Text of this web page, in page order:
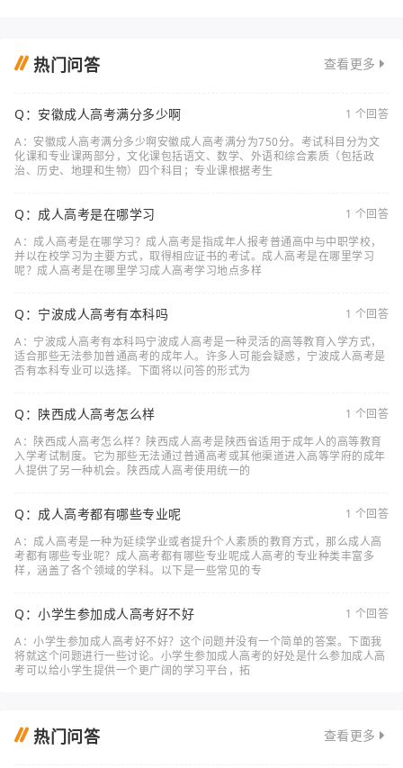
热门问答 查看更多
Q：安徽成人高考满分多少啊
1 个回答
A：安徽成人高考满分多少啊安徽成人高考满分为750分。考试科目分为文
化课和专业课两部分，文化课包括语文、数学、外语和综合素质（包括政
治、历史、地理和生物）四个科目；专业课根据考生
Q：成人高考是在哪学习
1 个回答
A：成人高考是在哪学习？成人高考是指成年人报考普通高中与中职学校，
并以在校学习为主要方式，取得相应证书的考试。成人高考是在哪里学习
呢？成人高考是在哪里学习成人高考学习地点多样
Q：宁波成人高考有本科吗
1 个回答
A：宁波成人高考有本科吗宁波成人高考是一种灵活的高等教育入学方式，
适合那些无法参加普通高考的成年人。许多人可能会疑惑，宁波成人高考是
否有本科专业可以选择。下面将以问答的形式为
Q：陕西成人高考怎么样
1 个回答
A：陕西成人高考怎么样？陕西成人高考是陕西省适用于成年人的高等教育
入学考试制度。它为那些无法通过普通高考或其他渠道进入高等学府的成年
人提供了另一种机会。陕西成人高考使用统一的
Q：成人高考都有哪些专业呢
1 个回答
A：成人高考是一种为延续学业或者提升个人素质的教育方式，那么成人高
考都有哪些专业呢？成人高考都有哪些专业呢成人高考的专业种类丰富多
样，涵盖了各个领域的学科。以下是一些常见的专
Q：小学生参加成人高考好不好
1 个回答
A：小学生参加成人高考好不好？这个问题并没有一个简单的答案。下面我
将就这个问题进行一些讨论。小学生参加成人高考的好处是什么参加成人高
考可以给小学生提供一个更广阔的学习平台，拓
热门问答 查看更多